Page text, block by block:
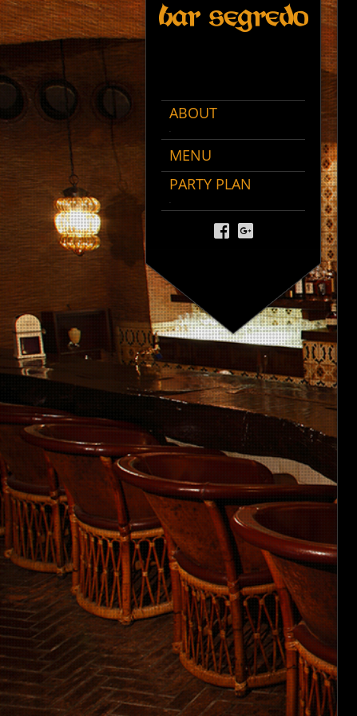
ABOUT
.
MENU
PARTY PLAN
.